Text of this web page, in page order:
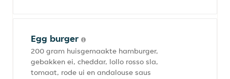
Egg burger
200 gram huisgemaakte hamburger,
gebakken ei, cheddar, lollo rosso sla,
tomaat, rode ui en andalouse saus